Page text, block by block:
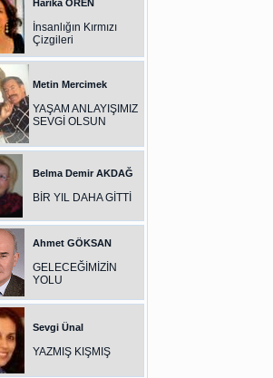
Harika ÖREN
İnsanlığın Kırmızı
Çizgileri
Metin Mercimek
YAŞAM ANLAYIŞIMIZ
SEVGİ OLSUN
Belma Demir AKDAĞ
BİR YIL DAHA GİTTİ
Ahmet GÖKSAN
GELECEĞİMİZİN
YOLU
Sevgi Ünal
YAZMIŞ KIŞMIŞ